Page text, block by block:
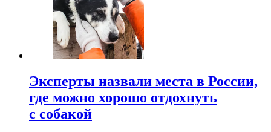
Эксперты назвали места в России,
где можно хорошо отдохнуть
с собакой